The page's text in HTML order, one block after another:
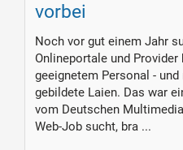
vorbei
Noch vor gut einem Jahr
Onlineportale und Provider
geeignetem Personal -
gebildete Laien. Das war
vom Deutschen
Web-Job sucht, bra ...